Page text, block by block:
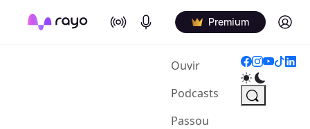
On Air Podcasts Premium Log in
Ouvir(current)
Podcasts
Passou